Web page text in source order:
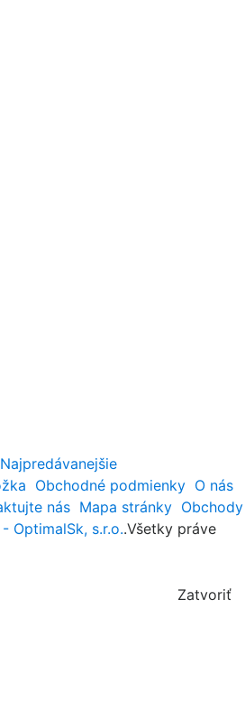
Najpredávanejšie
Obchodné podmienky O nás
nás Mapa stránky Obchody
OptimalSk, s.r.o..Všetky práve
Zatvoriť